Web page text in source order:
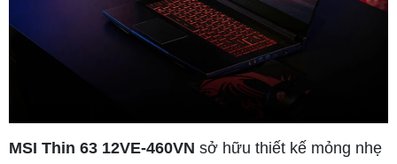
MSI Thin 63 12VE-460VN sở hữu thiết kế mỏng nhẹ